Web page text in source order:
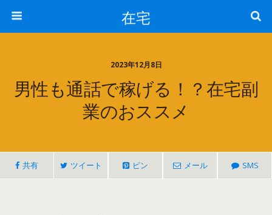
在宅
2023年12月8日
男性も通話で稼げる！？在宅副
業のおススメ
共有 ツイート ピン メール SMS